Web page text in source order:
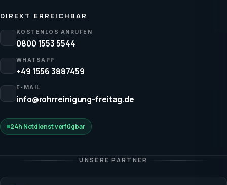
DIREKT ERREICHBAR
KOSTENLOS ANRUFEN
0800 1553 5544
WHATSAPP
+49 1556 3887459
E-MAIL
info@rohrreinigung-freitag.de
24h Notdienst verfügbar
UNSERE PARTNER